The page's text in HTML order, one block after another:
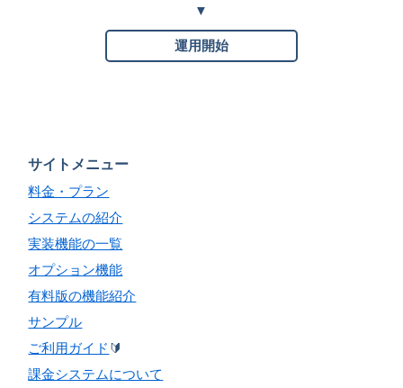
運用開始
サイトメニュー
料金・プラン
システムの紹介
実装機能の一覧
オプション機能
有料版の機能紹介
サンプル
ご利用ガイド 🔰
課金システムについて